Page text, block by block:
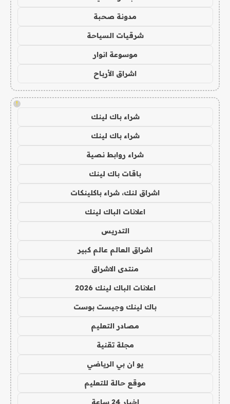
مدونة صحبة
شرقيات السياحة
موسوعة انوار
اشراق الأرباح
!
شراء باك لينك
شراء باك لينك
شراء روابط نصية
باقات باك لينك
اشراق لنك، شراء باكلينكات
اعلانات الباك لينك
التدريس
اشراق العالم عالم كبير
منتدى الاشراق
اعلانات الباك لينك 2026
باك لينك وجيست بوست
مصادر التعليم
مجلة تقنية
يو ان بي الرياضي
موقع حالة للتعليم
اخبار 24 ساعة